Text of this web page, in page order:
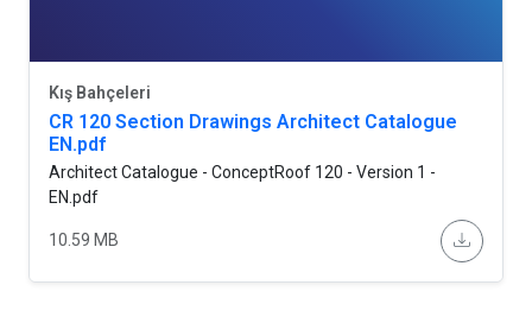
Kış Bahçeleri
CR 120 Section Drawings Architect Catalogue
EN.pdf
Architect Catalogue - ConceptRoof 120 - Version 1 -
EN.pdf
10.59 MB